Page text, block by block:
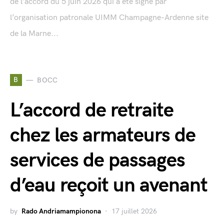
de l’accord du 5 juin 2026 qui a été signé par
l’organisation patronale UIMM Champagne-Ardenne site
de la Marne...
B BOCC
L’accord de retraite
chez les armateurs de
services de passages
d’eau reçoit un avenant
by Rado Andriamampionona 17 juillet 2026